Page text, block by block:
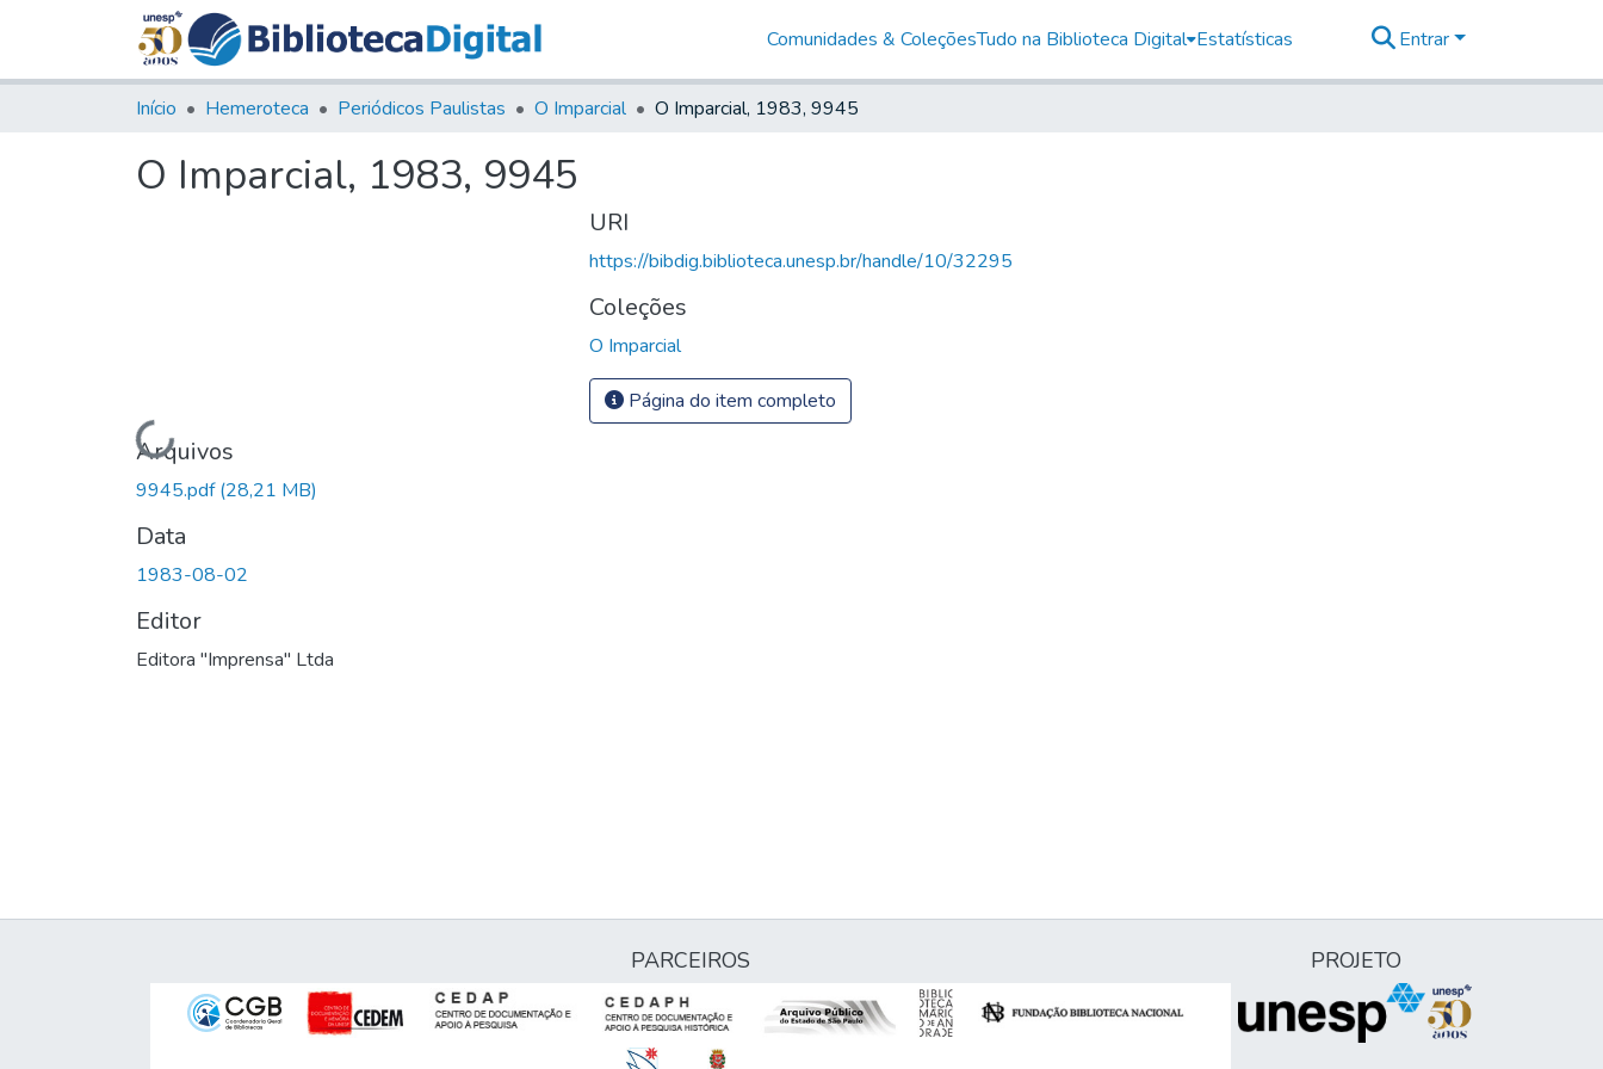
Comunidades & ColeçõesTudo na Biblioteca Digital Estatísticas Entrar
Início Hemeroteca Periódicos Paulistas O Imparcial O Imparcial, 1983, 9945
O Imparcial, 1983, 9945
Carregando...
Arquivos
9945.pdf(28,21 MB)
Data
1983-08-02
Editor
Editora "Imprensa" Ltda
URI
https://bibdig.biblioteca.unesp.br/handle/10/32295
Coleções
O Imparcial
Página do item completo
PARCEIROS PROJETO